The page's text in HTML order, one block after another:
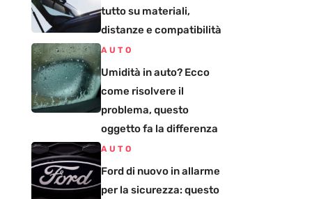
tutto su materiali,
distanze e compatibilità
AUTO
Umidità in auto? Ecco
come risolvere il
problema, questo
oggetto fa la differenza
AUTO
Ford di nuovo in allarme
per la sicurezza: questo